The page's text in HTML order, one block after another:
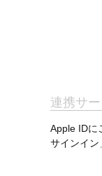
連携サ
Apple IDに
サインイン